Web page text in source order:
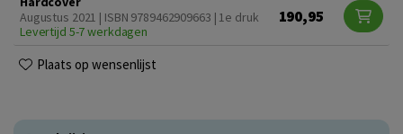
Augustus 2021 | ISBN 9789462909663 | 1e druk
Levertijd 5-7 werkdagen
190,95
Plaats op wensenlijst